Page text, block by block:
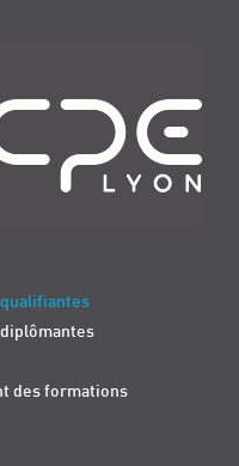
des formations